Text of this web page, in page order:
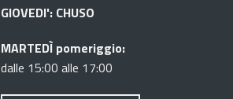
GIOVEDI': CHUSO
MARTEDÌ pomeriggio:
dalle 15:00 alle 17:00